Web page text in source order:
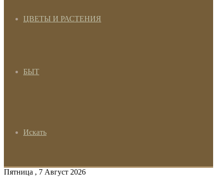
ЦВЕТЫ И РАСТЕНИЯ
БЫТ
Искать
Пятница , 7 Август 2026